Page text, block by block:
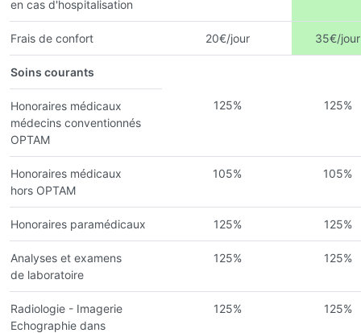
en cas d'hospitalisation
Frais de confort 20€/jour 35€/jour
Soins courants
Honoraires médicaux
médecins conventionnés
OPTAM
125% 125%
Honoraires médicaux
hors OPTAM
105% 105%
Honoraires paramédicaux 125% 125%
Analyses et examens
de laboratoire
125% 125%
Radiologie - Imagerie
Echographie dans
125% 125%